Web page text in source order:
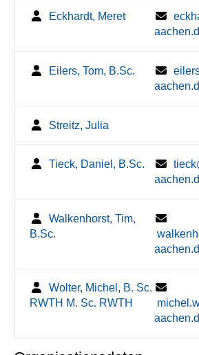
Eckhardt, Meret
Eilers, Tom, B.Sc.
Streitz, Julia
Tieck, Daniel, B.Sc.
Walkenhorst, Tim,
B.Sc.
Wolter, Michel, B. Sc.
RWTH M. Sc. RWTH